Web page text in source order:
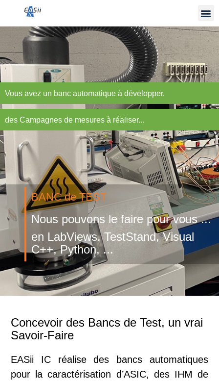
Vous avez un banc automatique à développer,
des Campagnes de mesures à réaliser...
BANC de TEST
Nous pouvons le faire pour vous ...
en LabViews, TestStand, Visual
C++, Python, ...
Concevoir des Bancs de Test, un vrai
Savoir-Faire
EASii IC réalise des bancs automatiques
pour la caractérisation d’ASIC, des IHM de